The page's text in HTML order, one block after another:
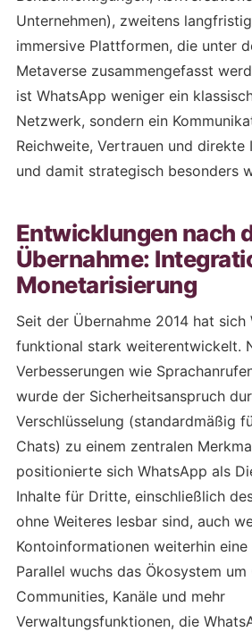
Unternehmen), zweitens
immersive Plattformen, die unter
Metaverse zusammengefasst
ist WhatsApp weniger ein
Netzwerk, sondern ein
Reichweite, Vertrauen und direkte
und damit strategisch besonders
Entwicklungen nach
Übernahme:
Monetarisierung
Seit der Übernahme 2014 hat sich
funktional stark weiterentwickelt.
Verbesserungen wie
wurde der Sicherheitsanspruch
Verschlüsselung (standardmäßig
Chats) zu einem zentralen
positionierte sich WhatsApp als
Inhalte für Dritte, einschließlich
ohne Weiteres lesbar sind, auch
Kontoinformationen weiterhin eine
Parallel wuchs das Ökosystem um
Communities, Kanäle und mehr
Verwaltungsfunktionen, die